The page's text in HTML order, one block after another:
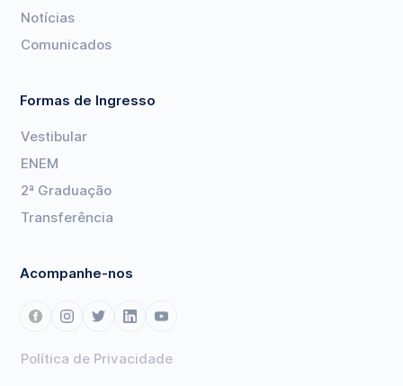
Notícias
Comunicados
Formas de Ingresso
Vestibular
ENEM
2ª Graduação
Transferência
Acompanhe-nos
Política de Privacidade